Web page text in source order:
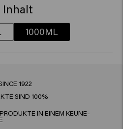
Inhalt
1000ML
1922
SIND 100%
IN EINEM KEUNE-